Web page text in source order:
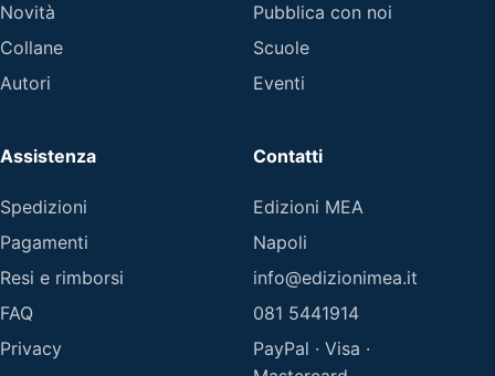
Novità
Collane
Autori
Pubblica con noi
Scuole
Eventi
Assistenza
Spedizioni
Pagamenti
Resi e rimborsi
FAQ
Privacy
Contatti
Edizioni MEA
Napoli
info@edizionimea.it
081 5441914
PayPal · Visa ·